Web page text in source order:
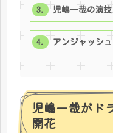
児嶋一哉の演
アンジャッシ
児嶋一哉がド
開花